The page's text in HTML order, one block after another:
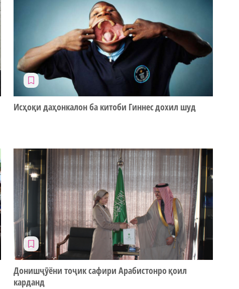
Исҳоқи даҳонкалон ба китоби Гиннес дохил шуд
Донишҷӯёни тоҷик сафири Арабистонро қоил
карданд